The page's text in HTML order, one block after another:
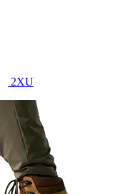
2XU